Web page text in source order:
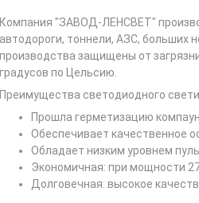
Компания "ЗАВОД-ЛЕНСВЕТ"
автодороги, тоннели, АЗС, больших
производства защищены от
градусов по Цельсию.
Преимущества светодиодного
Прошла герметизацию
Обеспечивает качественное
Обладает низким уровнем
Экономичная: при мощности
Долговечная: высокое